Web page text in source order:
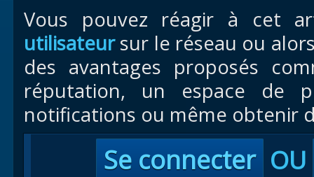
Vous pouvez réagir à cet
utilisateursur le réseau ou
des avantages proposés
réputation, un espace de
notifications ou même obtenir
Se connecter OU